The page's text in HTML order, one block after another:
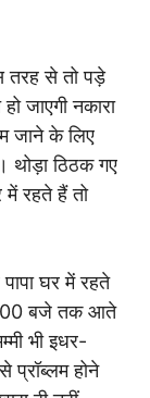
तरह से तो पड़े
जाएगी नकारा
जाने के लिए
ठिठक गए
रहते हैं तो
घर में रहते
बजे तक आते
भी इधर-
प्रॉब्लम होने